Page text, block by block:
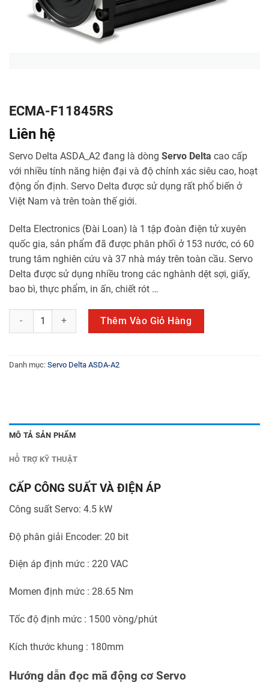
ECMA-F11845RS
Liên hệ
Servo Delta ASDA_A2 đang là dòng Servo Delta cao cấp
với nhiều tính năng hiện đại và độ chính xác siêu cao, hoạt
động ổn định. Servo Delta được sử dụng rất phổ biến ở
Việt Nam và trên toàn thế giới.
Delta Electronics (Đài Loan) là 1 tập đoàn điện tử xuyên
quốc gia, sản phẩm đã được phân phối ở 153 nước, có 60
trung tâm nghiên cứu và 37 nhà máy trên toàn cầu. Servo
Delta được sử dụng nhiều trong các nghành dệt sợi, giấy,
bao bì, thực phẩm, in ấn, chiết rót …
ECMA-F11845RS số lượngThêm Vào Giỏ Hàng
Danh mục: Servo Delta ASDA-A2
MÔ TẢ SẢN PHẨM
HỖ TRỢ KỸ THUẬT
CẤP CÔNG SUẤT VÀ ĐIỆN ÁP
Công suất Servo: 4.5 kW
Độ phân giải Encoder: 20 bit
Điện áp định mức : 220 VAC
Momen định mức : 28.65 Nm
Tốc độ định mức : 1500 vòng/phút
Kích thước khung : 180mm
Hướng dẫn đọc mã động cơ Servo